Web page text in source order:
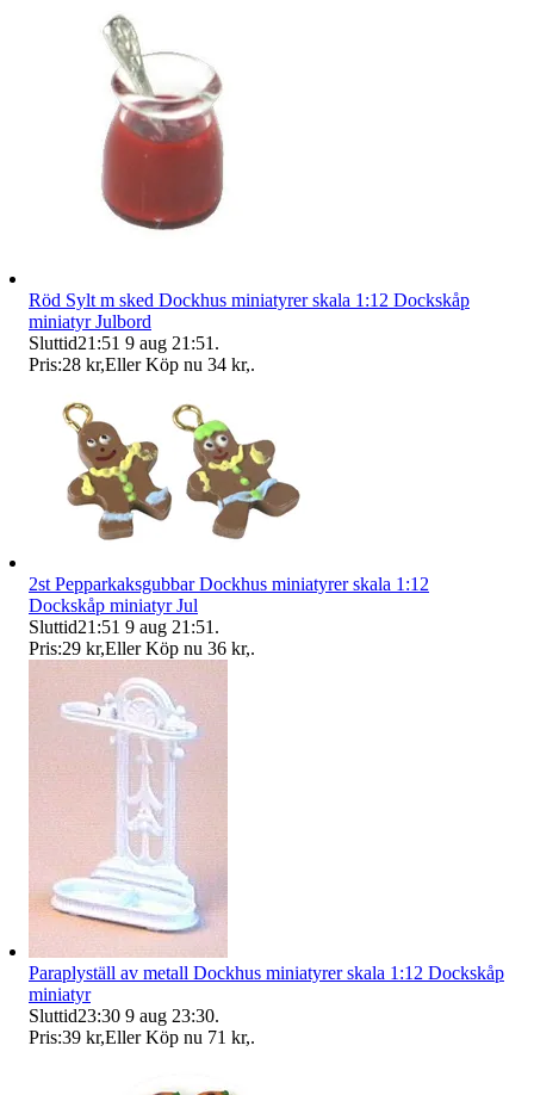
Röd Sylt m sked Dockhus miniatyrer skala 1:12 Dockskåp
miniatyr Julbord
Sluttid21:51 9 aug 21:51 .
Pris:28 kr,Eller Köp nu 34 kr,.
2st Pepparkaksgubbar Dockhus miniatyrer skala 1:12
Dockskåp miniatyr Jul
Sluttid21:51 9 aug 21:51 .
Pris:29 kr,Eller Köp nu 36 kr,.
Paraplyställ av metall Dockhus miniatyrer skala 1:12 Dockskåp
miniatyr
Sluttid23:30 9 aug 23:30.
Pris:39 kr,Eller Köp nu 71 kr,.